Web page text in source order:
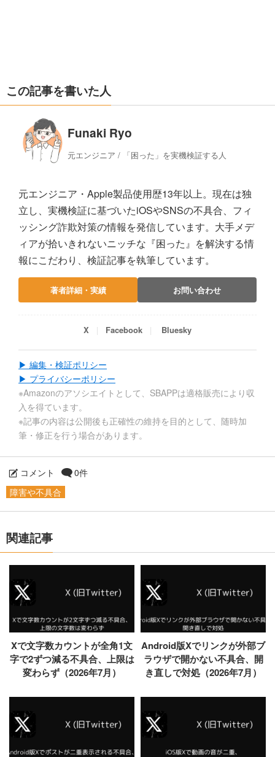
この記事を書いた人
Funaki Ryo
元エンジニア / 「困った」を実機検証する人
元エンジニア・Apple製品使用歴13年以上。現在は独
立し、実機検証に基づいたiOSやSNSの不具合、フィ
ッシング詐欺対策の情報を発信しています。大手メデ
ィアが拾いきれないニッチな『困った』を解決する情
報にこだわり、検証記事を執筆しています。
著者詳細・実績 お問い合わせ
X Facebook Bluesky
▶ 編集・検証ポリシー
▶ プライバシーポリシー
※Amazonのアソシエイトとして、SBAPPは適格販売により収
入を得ています。
※記事の内容は公開後も正確性の維持を目的として、随時加
筆・修正を行う場合があります。
コメント
0件
障害や不具合
関連記事
Xで文字数カウントが全角1文
字で2ずつ減る不具合、上限は
変わらず（2026年7月）
Android版Xでリンクが外部ブ
ラウザで開かない不具合、開
き直しで対処（2026年7月）